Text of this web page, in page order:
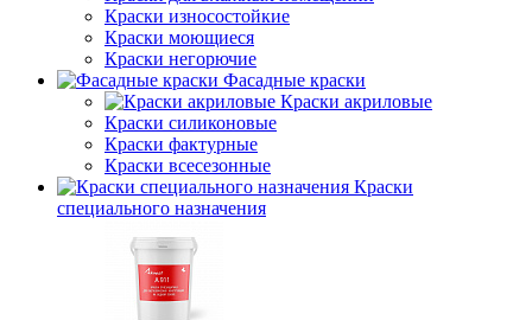
Краски износостойкие
Краски моющиеся
Краски негорючие
Фасадные краски
Краски акриловые
Краски силиконовые
Краски фактурные
Краски всесезонные
Краски
специального назначения